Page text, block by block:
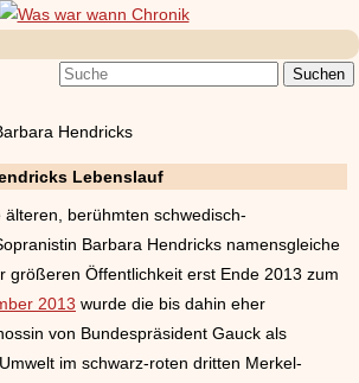
Hendricks
Lebenslauf
berühmten schwedisch-
Barbara Hendricks namensgleiche
größeren Öffentlichkeit erst Ende 2013 zum
2013 wurde die bis dahin eher
von Bundespräsident Gauck als
im schwarz-roten dritten Merkel-